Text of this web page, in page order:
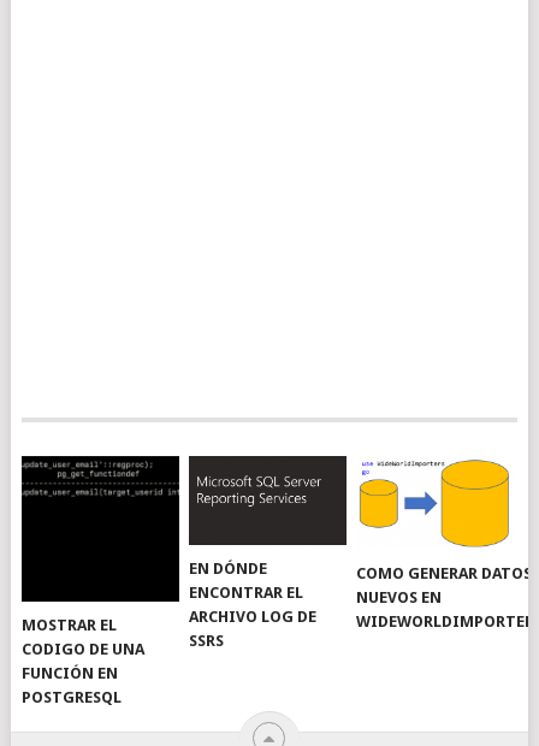
MOSTRAR EL
CODIGO DE UNA
FUNCIÓN EN
POSTGRESQL
EN DÓNDE
ENCONTRAR EL
ARCHIVO LOG DE
SSRS
COMO GENERAR DATOS
NUEVOS EN